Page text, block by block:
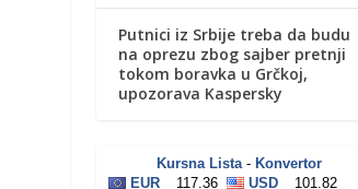
Putnici iz Srbije treba da budu
na oprezu zbog sajber pretnji
tokom boravka u Grčkoj,
upozorava Kaspersky